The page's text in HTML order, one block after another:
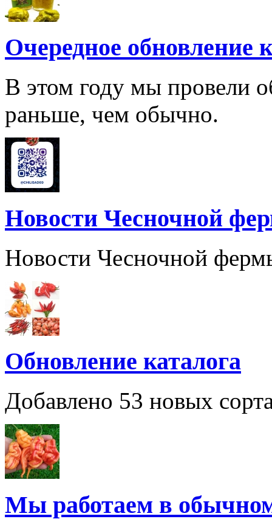
Очередное обновление
В этом году мы провели
раньше, чем обычно.
Новости Чесночной
Новости Чесночной
Обновление каталога
Добавлено 53 новых
Мы работаем в